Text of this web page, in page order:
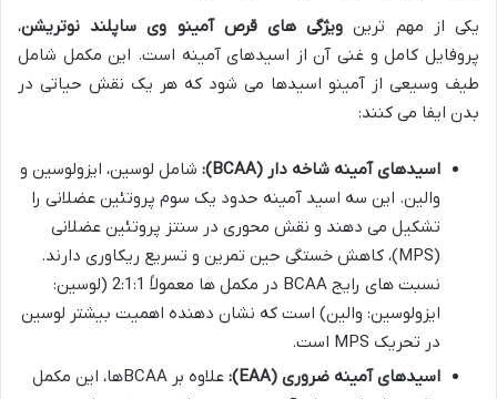
یکی از مهم ترین ویژگی های قرص آمینو وی ساپلند نوتریشن،
پروفایل کامل و غنی آن از اسیدهای آمینه است. این مکمل شامل
طیف وسیعی از آمینو اسیدها می شود که هر یک نقش حیاتی در
بدن ایفا می کنند:
اسیدهای آمینه شاخه دار (BCAA):
شامل لوسین، ایزولوسین و
والین. این سه اسید آمینه حدود یک سوم پروتئین عضلانی را
تشکیل می دهند و نقش محوری در سنتز پروتئین عضلانی
(MPS)، کاهش خستگی حین تمرین و تسریع ریکاوری دارند.
نسبت های رایج BCAA در مکمل ها معمولاً 2:1:1 (لوسین:
ایزولوسین: والین) است که نشان دهنده اهمیت بیشتر لوسین
در تحریک MPS است.
اسیدهای آمینه ضروری (EAA):
علاوه بر BCAAها، این مکمل